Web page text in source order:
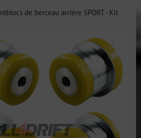
de berceau arrière SPORT - Kit